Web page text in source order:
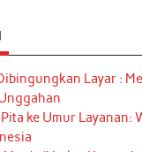
Layar :
ke Umur Layanan: